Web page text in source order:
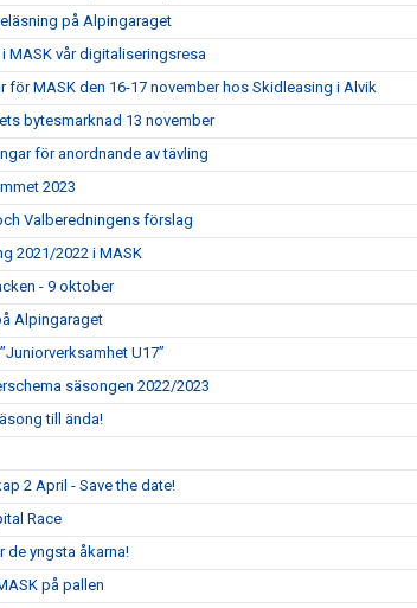
på Alpingaraget
MASK vår digitaliseringsresa
för MASK den 16-17 november hos Skidleasing i Alvik
bytesmarknad 13 november
för anordnande av tävling
2023
Valberedningens förslag
2021/2022 i MASK
- 9 oktober
Alpingaraget
U17”
säsongen 2022/2023
till ända!
2 April - Save the date!
Race
de yngsta åkarna!
på pallen